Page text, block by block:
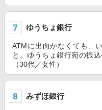
ゆうちょ銀行
ATMに出向かなくても、
と。ゆうちょ銀行宛の振
（30代／女性）
みずほ銀行